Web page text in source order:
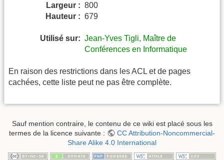
Largeur : 800
Hauteur : 679
Utilisé sur: Jean-Yves Tigli, Maître de
Conférences en Informatique
En raison des restrictions dans les ACL et de pages
cachées, cette liste peut ne pas être complète.
Sauf mention contraire, le contenu de ce wiki est placé sous les
termes de la licence suivante :
CC Attribution-Noncommercial-
Share Alike 4.0 International